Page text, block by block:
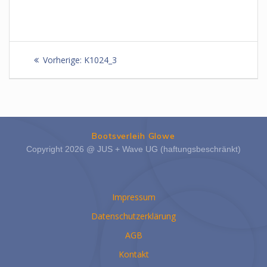
Beitragsnavigation
Vorherige: Vorheriger
K1024_3
Bootsverleih Glowe
Copyright 2026 @ JUS + Wave UG (haftungsbeschränkt)
Impressum
Datenschutzerklärung
AGB
Kontakt